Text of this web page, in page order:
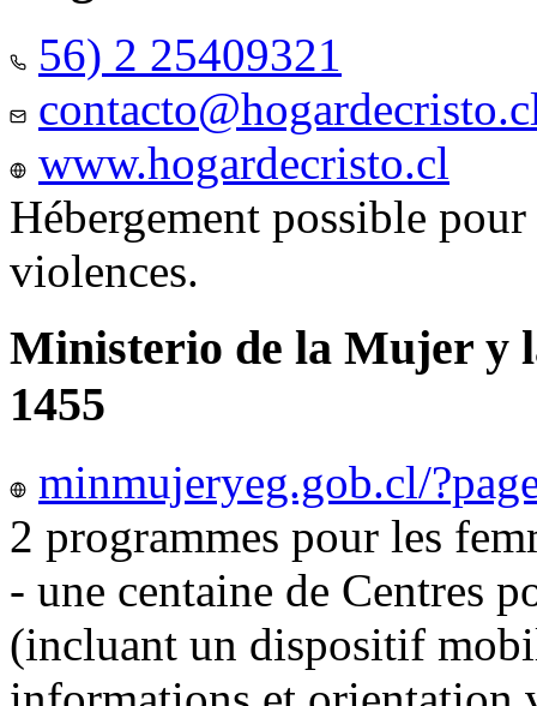
56) 2 25409321
www.hogardecristo.cl
Hébergement possible
violences.
Ministerio de la Mujer y
1455
minmujeryeg.gob.cl/
2 programmes pour les
- une centaine de Centres
(incluant un dispositif